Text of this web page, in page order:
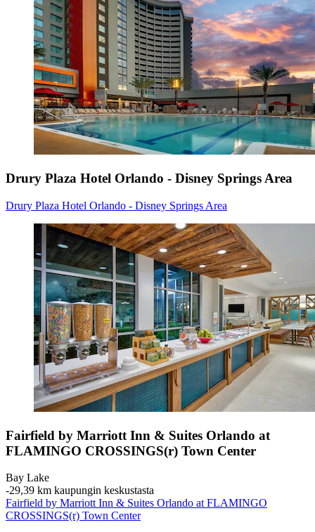
Drury Plaza Hotel Orlando - Disney Springs Area
Drury Plaza Hotel Orlando - Disney Springs Area
Fairfield by Marriott Inn & Suites Orlando at
FLAMINGO CROSSINGS(r) Town Center
Bay Lake
‐29,39 km kaupungin keskustasta
Fairfield by Marriott Inn & Suites Orlando at FLAMINGO
CROSSINGS(r) Town Center